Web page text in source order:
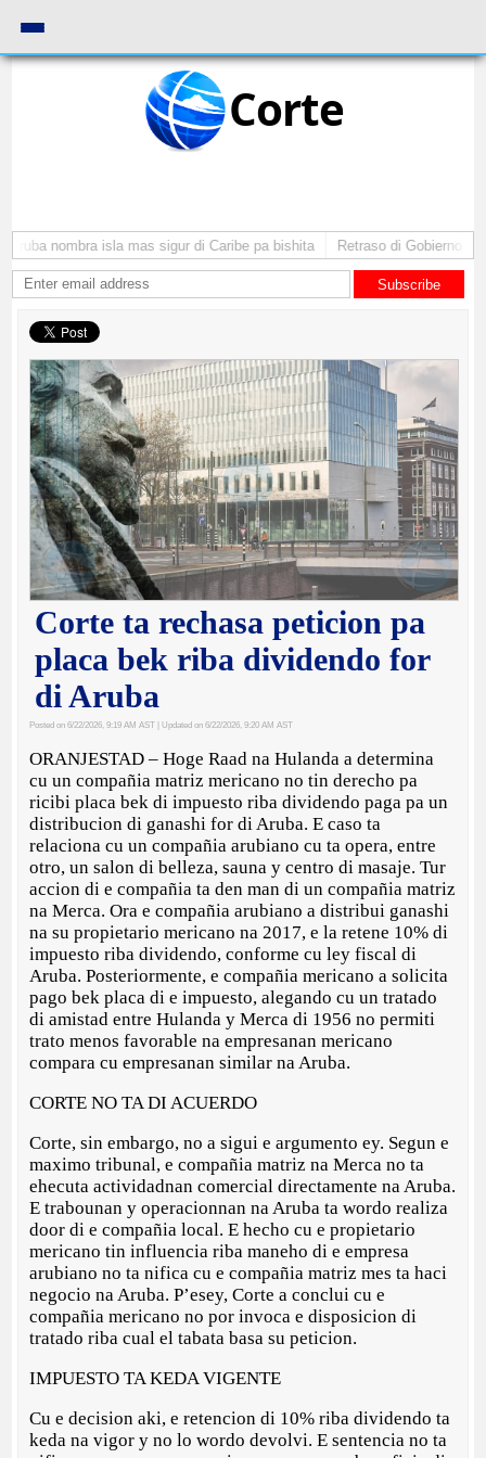
Corte
nombra isla mas sigur di Caribe pa bishita Retraso di Gobierno ta
Subscribe
Corte ta rechasa peticion pa
placa bek riba dividendo for
di Aruba
Posted on 6/22/2026, 9:19 AM AST | Updated on 6/22/2026, 9:20 AM AST
ORANJESTAD – Hoge Raad na Hulanda a determina
cu un compañia matriz mericano no tin derecho pa
ricibi placa bek di impuesto riba dividendo paga pa un
distribucion di ganashi for di Aruba. E caso ta
relaciona cu un compañia arubiano cu ta opera, entre
otro, un salon di belleza, sauna y centro di masaje. Tur
accion di e compañia ta den man di un compañia matriz
na Merca. Ora e compañia arubiano a distribui ganashi
na su propietario mericano na 2017, e la retene 10% di
impuesto riba dividendo, conforme cu ley fiscal di
Aruba. Posteriormente, e compañia mericano a solicita
pago bek placa di e impuesto, alegando cu un tratado
di amistad entre Hulanda y Merca di 1956 no permiti
trato menos favorable na empresanan mericano
compara cu empresanan similar na Aruba.
CORTE NO TA DI ACUERDO
Corte, sin embargo, no a sigui e argumento ey. Segun e
maximo tribunal, e compañia matriz na Merca no ta
ehecuta actividadnan comercial directamente na Aruba.
E trabounan y operacionnan na Aruba ta wordo realiza
door di e compañia local. E hecho cu e propietario
mericano tin influencia riba maneho di e empresa
arubiano no ta nifica cu e compañia matriz mes ta haci
negocio na Aruba. P’esey, Corte a conclui cu e
compañia mericano no por invoca e disposicion di
tratado riba cual el tabata basa su peticion.
IMPUESTO TA KEDA VIGENTE
Cu e decision aki, e retencion di 10% riba dividendo ta
keda na vigor y no lo wordo devolvi. E sentencia no ta